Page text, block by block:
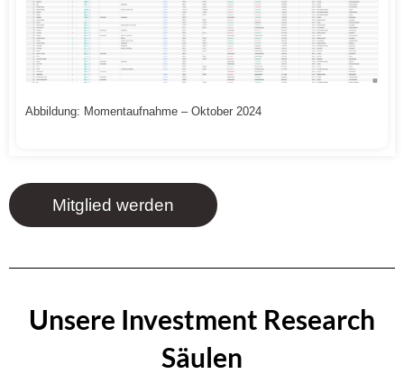
Abbildung: Momentaufnahme – Oktober 2024
Mitglied werden
Unsere Investment Research
Säulen